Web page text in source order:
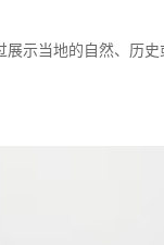
示当地的自然、历